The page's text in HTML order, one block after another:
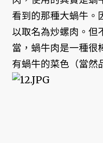
看到的那種大蝸牛。
以取名為炒螺肉。但
當，蝸牛肉是一種很
有蝸牛的菜色（當然